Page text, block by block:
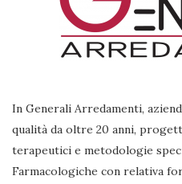
In Generali Arredamenti,
qualità da oltre 20 anni,
terapeutici e metodologie
Farmacologiche con relativa